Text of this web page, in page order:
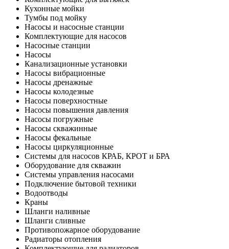
Кухонные мойки
Тумбы под мойку
Насосы и насосные станции
Комплектующие для насосов
Насосные станции
Насосы
Канализационные установки
Насосы вибрационные
Насосы дренажные
Насосы колодезные
Насосы поверхностные
Насосы повышения давления
Насосы погружные
Насосы скважинные
Насосы фекальные
Насосы циркуляционные
Системы для насосов КРАБ, КРОТ и БРА
Оборудование для скважин
Системы управления насосами
Подключение бытовой техники
Водоотводы
Краны
Шланги наливные
Шланги сливные
Противопожарное оборудование
Радиаторы отопления